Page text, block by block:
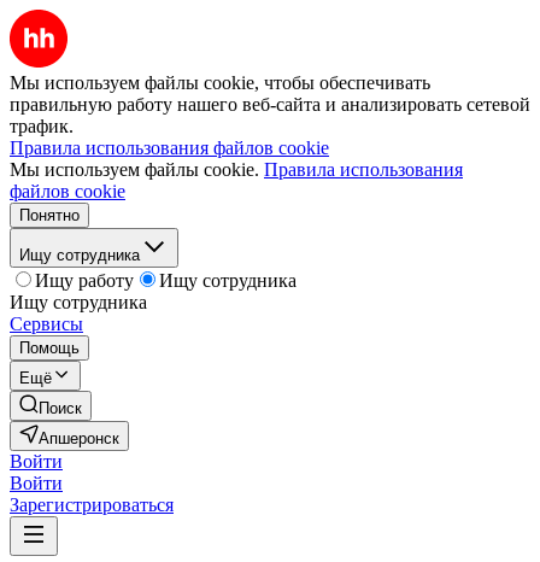
Мы используем файлы cookie, чтобы обеспечивать
правильную работу нашего веб-сайта и анализировать сетевой
трафик.
Правила использования файлов cookie
Мы используем файлы cookie. Правила использования
файлов cookie
Понятно
Ищу сотрудника
Ищу работу
Ищу сотрудника
Ищу сотрудника
Сервисы
Помощь
Ещё
Поиск
Апшеронск
Войти
Войти
Зарегистрироваться